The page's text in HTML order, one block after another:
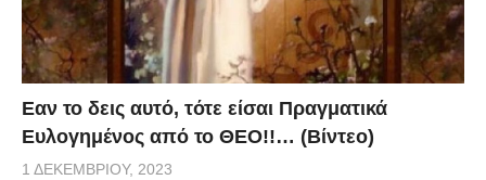
Eαν το δεις αυτό, τότε είσαι Πραγματικά
Ευλογημένος από το ΘΕΟ!!… (Βίντεο)
1 ΔΕΚΕΜΒΡΊΟΥ, 2023